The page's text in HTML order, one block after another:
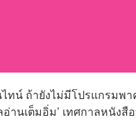
ทน์ ถ้ายังไม่มีโปรแกรมพ
อ่านเต็มอิ่ม’ เทศกาลหนั